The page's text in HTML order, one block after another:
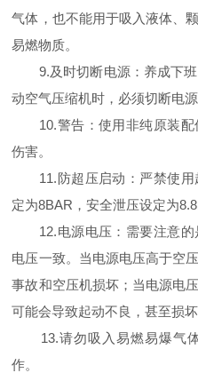
气体，也不能用于吸入液体、
易燃物质。
9.及时切断电源：养成下班
动空气压缩机时，必须切断电源
10.警告：使用非纯原装配
伤害。
11.防超压启动：严禁使用
定为8BAR，安全泄压设定为
12.电源电压：需要注意的
电压一致。当电源电压高于空
事故和空压机损坏；当电源电
可能会导致起动不良，甚至损坏
13.请勿吸入易燃易爆气体
作。